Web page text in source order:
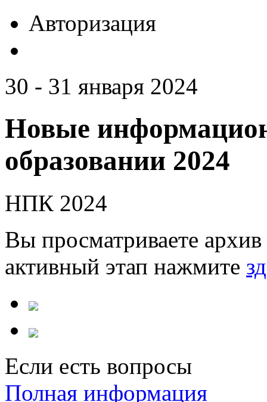
Авторизация
30 - 31 января 2024
Новые
образовании 2024
НПК 2024
Вы просматриваете
активный этап нажмите
Если есть вопросы
Полная информация